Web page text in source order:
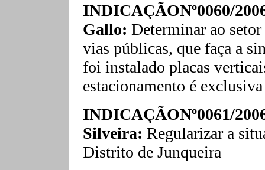
INDICAÇÃONº0060/
Gallo: Determinar ao
vias públicas, que faça a
foi instalado placas
estacionamento é
INDICAÇÃONº0061/
Silveira: Regularizar a
Distrito de Junqueira